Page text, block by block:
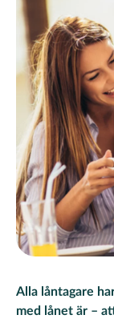
Alla låntagare
med lånet är –